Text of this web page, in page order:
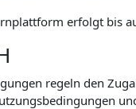
erfolgt bis
regeln den